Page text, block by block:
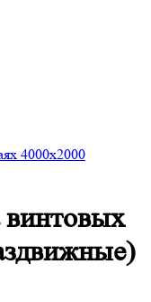
4000x2000
винтовых